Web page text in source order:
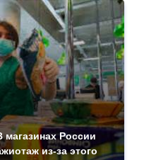
магазинах России
из-за этого